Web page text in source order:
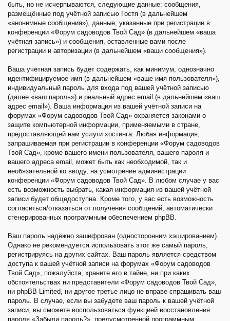
быть, но не исчерпываются, следующие данные: сообщения,
размещённые под учётной записью Гостя (в дальнейшем
«анонимные сообщения»), данные, указанные при регистрации в
конференции «Форум садоводов Твой Сад» (в дальнейшем «ваша
учётная запись») и сообщения, оставленные вами после
регистрации и авторизации (в дальнейшем «ваши сообщения»).
Ваша учётная запись будет содержать, как минимум, однозначно
идентифицируемое имя (в дальнейшем «ваше имя пользователя»),
индивидуальный пароль для входа под вашей учётной записью
(далее «ваш пароль») и реальный адрес email (в дальнейшем «ваш
адрес email»). Ваша информация из вашей учётной записи на
форумах «Форум садоводов Твой Сад» охраняется законами о
защите компьютерной информации, применяемыми в стране,
предоставляющей нам услуги хостинга. Любая информация,
запрашиваемая при регистрации в конференции «Форум садоводов
Твой Сад», кроме вашего имени пользователя, вашего пароля и
вашего адреса email, может быть как необходимой, так и
необязательной ко вводу, на усмотрение администрации
конференции «Форум садоводов Твой Сад». В любом случае у вас
есть возможность выбрать, какая информация из вашей учётной
записи будет общедоступна. Кроме того, у вас есть возможность
согласиться/отказаться от получения сообщений, автоматически
сгенерированных программным обеспечением phpBB.
Ваш пароль надёжно зашифрован (односторонним хэшированием).
Однако не рекомендуется использовать этот же самый пароль,
регистрируясь на других сайтах. Ваш пароль является средством
доступа к вашей учётной записи на форумах «Форум садоводов
Твой Сад», пожалуйста, храните его в тайне, ни при каких
обстоятельствах ни представители «Форум садоводов Твой Сад»,
ни phpBB Limited, ни другое третье лицо не вправе спрашивать ваш
пароль. В случае, если вы забудете ваш пароль к вашей учётной
записи, вы сможете воспользоваться функцией восстановления
пароля «Забыли пароль?», предусмотренной программным